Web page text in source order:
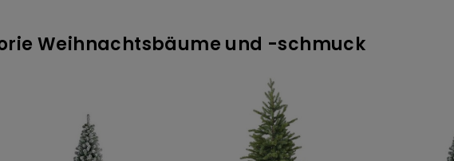
Weihnachtsbäume und -schmuck